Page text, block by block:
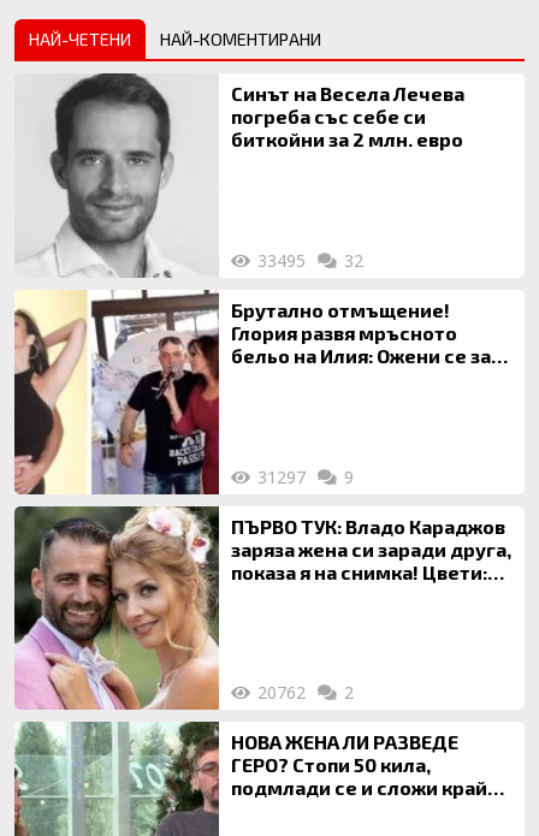
НАЙ-ЧЕТЕНИ НАЙ-КОМЕНТИРАНИ
Синът на Весела Лечева
погреба със себе си
биткойни за 2 млн. евро
33495 32
Брутално отмъщение!
Глория развя мръсното
бельо на Илия: Ожени се за
31297 9
ПЪРВО ТУК: Владо Караджов
заряза жена си заради друга,
показа я на снимка! Цвети:
20762 2
НОВА ЖЕНА ЛИ РАЗВЕДЕ
ГЕРО? Стопи 50 кила,
подмлади се и сложи край